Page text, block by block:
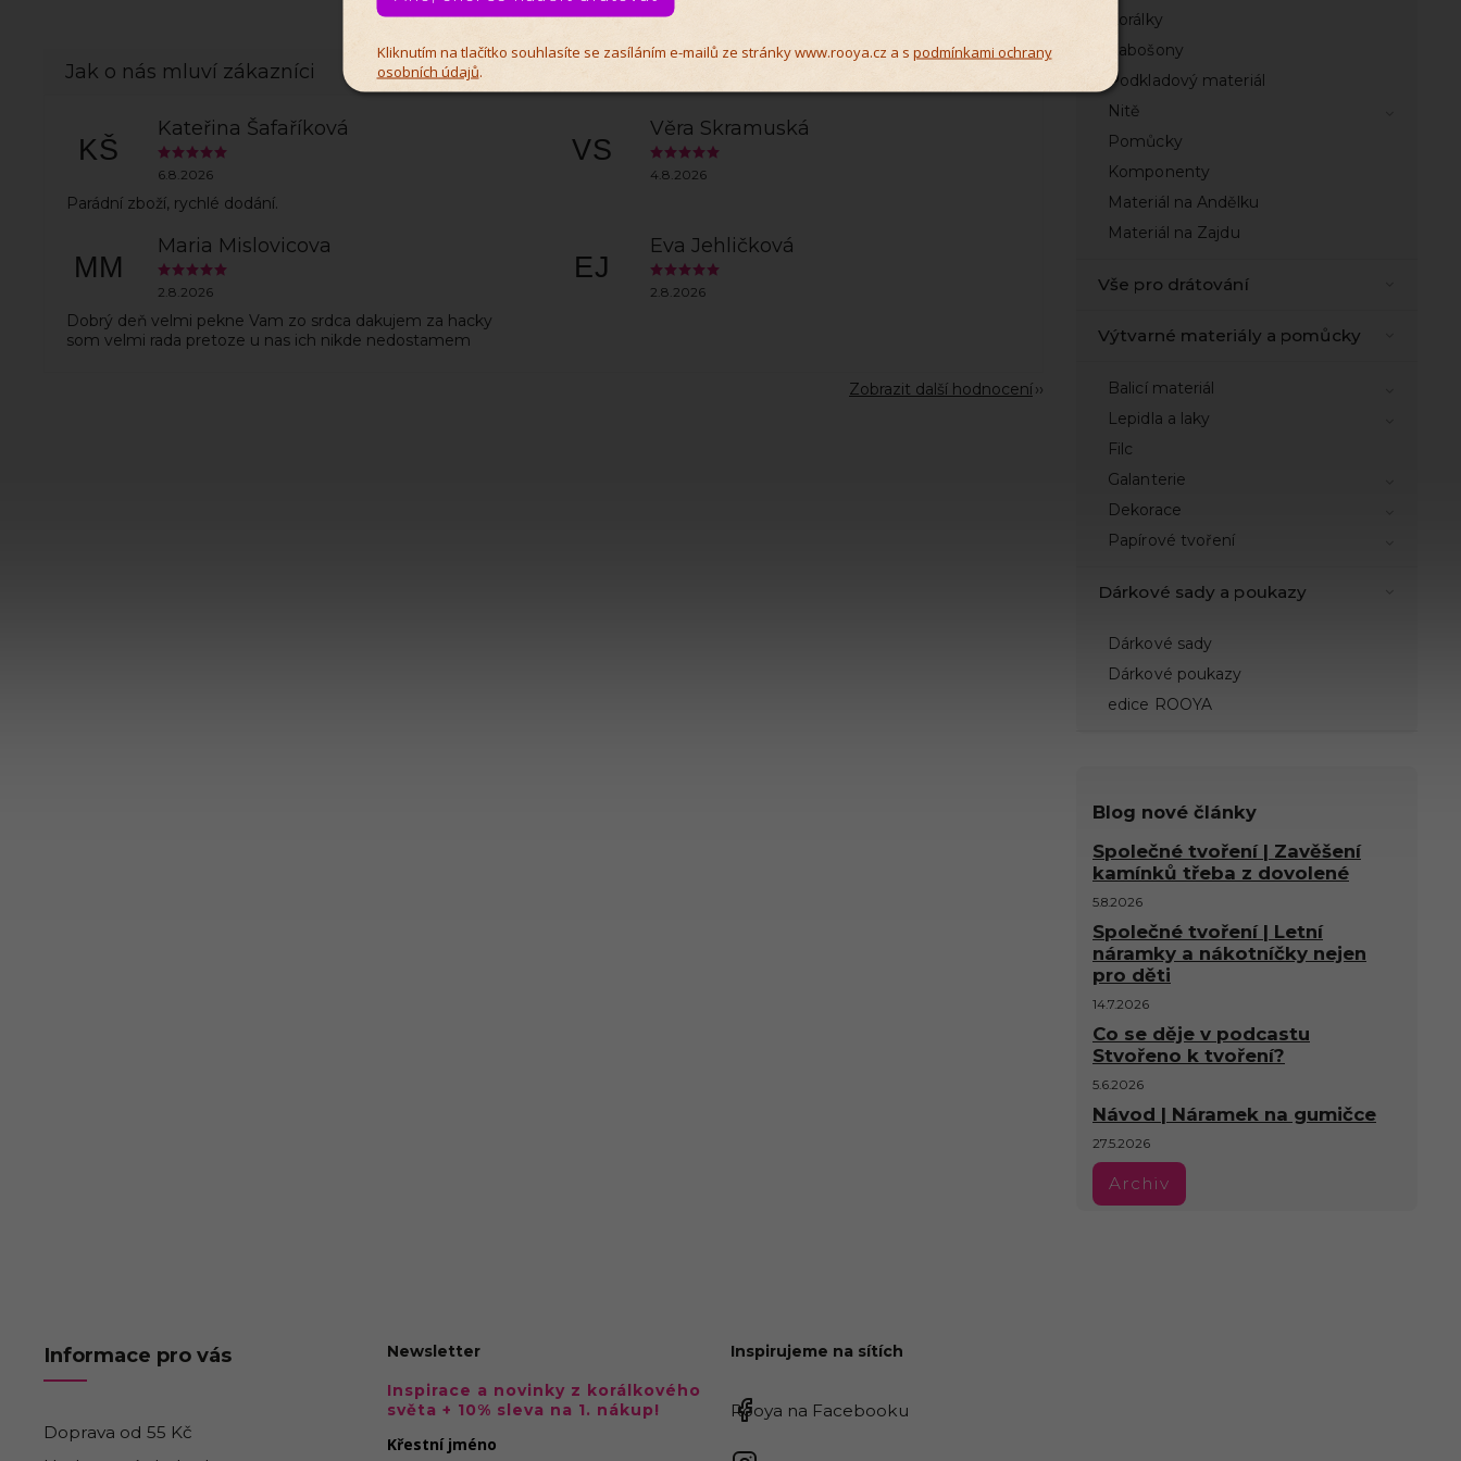
Korálky
Kabošony
Podkladový materiál
Nitě
Pomůcky
Komponenty
Materiál na Andělku
Materiál na Zajdu
Vše pro drátování
Výtvarné materiály a pomůcky
Balicí materiál
Lepidla a laky
Filc
Galanterie
Dekorace
Papírové tvoření
Dárkové sady a poukazy
Dárkové sady
Dárkové poukazy
edice ROOYA
Blog nové články
Společné tvoření | Zavěšení
kamínků třeba z dovolené
5.8.2026
Společné tvoření | Letní
náramky a nákotníčky nejen
pro děti
14.7.2026
Co se děje v podcastu
Stvořeno k tvoření?
5.6.2026
Návod | Náramek na gumičce
27.5.2026
Archiv
KŠ
Kateřina Šafaříková
6.8.2026
Parádní zboží, rychlé dodání.
VS
Věra Skramuská
4.8.2026
MM
Maria Mislovicova
2.8.2026
Dobrý deň velmi pekne Vam zo srdca dakujem za hacky
som velmi rada pretoze u nas ich nikde nedostamem
EJ
Eva Jehličková
2.8.2026
Zobrazit další hodnocení
Informace pro vás
Doprava od 55 Kč
Newsletter
Inspirace a novinky z korálkového
světa + 10% sleva na 1. nákup!
Křestní jméno
Inspirujeme na sítích
Rooya na Facebooku
Kliknutím na tlačítko souhlasíte se zasíláním e-mailů ze stránky www.rooya.cz a s podmínkami ochrany
osobních údajů.